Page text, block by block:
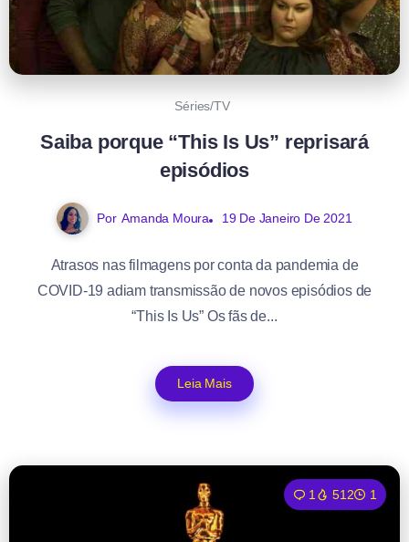
Séries/TV
Saiba porque “This Is Us” reprisará
episódios
Por Amanda Moura 19 De Janeiro De 2021
Atrasos nas filmagens por conta da pandemia de
COVID-19 adiam transmissão de novos episódios de
“This Is Us” Os fãs de...
Leia Mais
1 512 1